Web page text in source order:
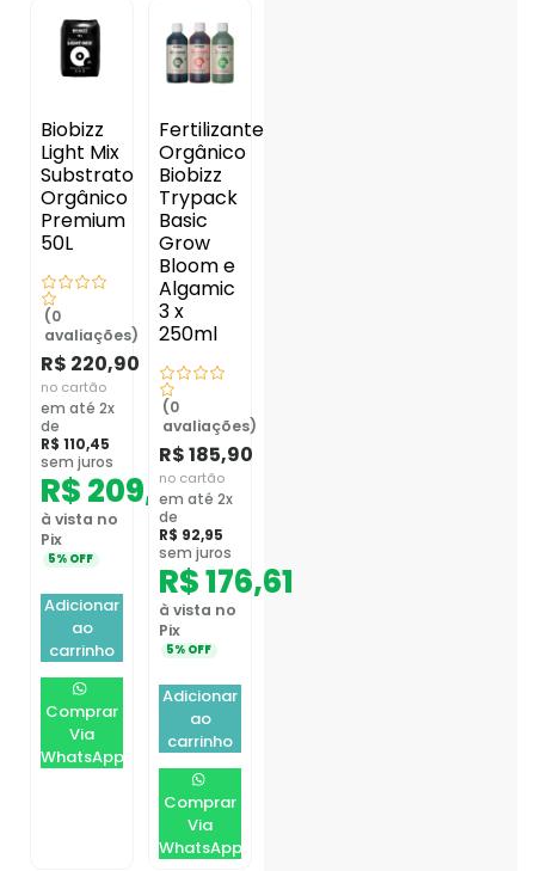
Biobizz
Light Mix
Substrato
Orgânico
Premium
50L
(0
avaliações)
R$ 220,90
no cartão
em até 2x
de
R$ 110,45
sem juros
R$209,86
à vista no
Pix
5% OFF
Adicionar
ao
carrinho
Comprar
Via
WhatsApp
Fertilizante
Orgânico
Biobizz
Trypack
Basic
Grow
Bloom e
Algamic
3 x
250ml
(0
avaliações)
R$185,90
no cartão
em até 2x
de
R$ 92,95
sem juros
R$176,61
à vista no
Pix
5% OFF
Adicionar
ao
carrinho
Comprar
Via
WhatsApp